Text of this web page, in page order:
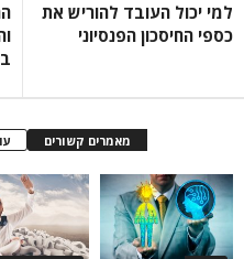
למי יכול העובד להוריש את
כספי החיסכון הפנסיוני
מאמרים קשורים